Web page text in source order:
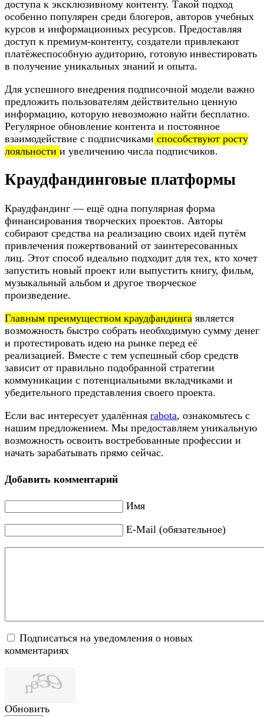
доступа к эксклюзивному контенту. Такой подход
особенно популярен среди блогеров, авторов учебных
курсов и информационных ресурсов. Предоставляя
доступ к премиум-контенту, создатели привлекают
платёжеспособную аудиторию, готовую инвестировать
в получение уникальных знаний и опыта.
Для успешного внедрения подписочной модели важно
предложить пользователям действительно ценную
информацию, которую невозможно найти бесплатно.
Регулярное обновление контента и постоянное
взаимодействие с подписчиками способствуют росту
лояльности и увеличению числа подписчиков.
Краудфандинговые платформы
Краудфандинг — ещё одна популярная форма
финансирования творческих проектов. Авторы
собирают средства на реализацию своих идей путём
привлечения пожертвований от заинтересованных
лиц. Этот способ идеально подходит для тех, кто хочет
запустить новый проект или выпустить книгу, фильм,
музыкальный альбом и другое творческое
произведение.
Главным преимуществом краудфандинга является
возможность быстро собрать необходимую сумму денег
и протестировать идею на рынке перед её
реализацией. Вместе с тем успешный сбор средств
зависит от правильно подобранной стратегии
коммуникации с потенциальными вкладчиками и
убедительного представления своего проекта.
Если вас интересует удалённая rabota, ознакомьтесь с
нашим предложением. Мы предоставляем уникальную
возможность освоить востребованные профессии и
начать зарабатывать прямо сейчас.
Добавить комментарий
Имя
E-Mail (обязательное)
Подписаться на уведомления о новых
комментариях
Обновить